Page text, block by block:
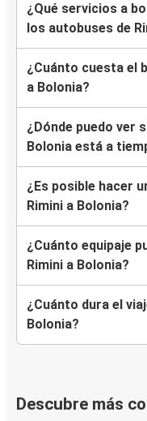
¿Qué servicios a
los autobuses de
¿Cuánto cuesta el
a Bolonia?
¿Dónde puedo ver
Bolonia está a
¿Es posible hacer
Rimini a Bolonia?
¿Cuánto equipaje
Rimini a Bolonia?
¿Cuánto dura el
Bolonia?
Descubre más